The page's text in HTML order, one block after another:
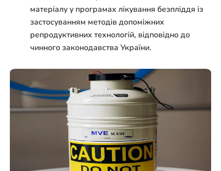
матеріалу у програмах лікування безпліддя із
застосуванням методів допоміжних
репродуктивних технологій, відповідно до
чинного законодавства України.